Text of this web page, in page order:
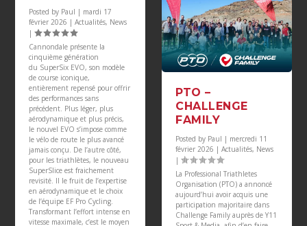
Posted by Paul | mardi 17
février 2026 |Actualités, News
|
Cannondale présente la
cinquième génération
du SuperSix EVO, son modèle
de course iconique,
entièrement repensé pour offrir
des performances sans
précédent. Plus léger, plus
aérodynamique et plus précis,
le nouvel EVO s’impose comme
le vélo de route le plus avancé
jamais conçu. De l’autre côté,
pour les triathlètes, le nouveau
SuperSlice est fraichement
revisité. Il le fruit de l’expertise
en aérodynamique et le choix
de l’équipe EF Pro Cycling.
Transformant l’effort intense en
vitesse maximale, c’est le moyen
PTO –
CHALLENGE
FAMILY
Posted by Paul | mercredi 11
février 2026 | Actualités, News
|
La Professional Triathletes
Organisation (PTO) a annoncé
aujourd’hui avoir acquis une
participation majoritaire dans
Challenge Family auprès de Y11